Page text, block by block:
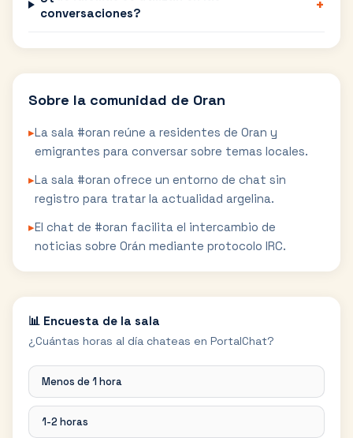
conversaciones?
+
Sobre la comunidad de Oran
▸La sala #oran reúne a residentes de Oran y
emigrantes para conversar sobre temas locales.
▸La sala #oran ofrece un entorno de chat sin
registro para tratar la actualidad argelina.
▸El chat de #oran facilita el intercambio de
noticias sobre Orán mediante protocolo IRC.
📊 Encuesta de la sala
¿Cuántas horas al día chateas en PortalChat?
Menos de 1 hora
1-2 horas